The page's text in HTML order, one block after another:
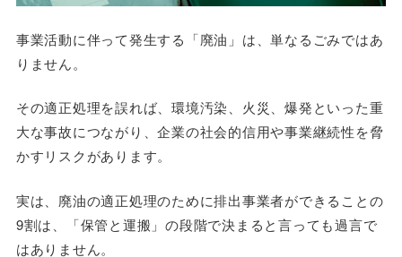
事業活動に伴って発生する「廃油」は、単なるごみではあ
りません。
その適正処理を誤れば、環境汚染、火災、爆発といった重
大な事故につながり、企業の社会的信用や事業継続性を脅
かすリスクがあります。
実は、廃油の適正処理のために排出事業者ができることの
9割は、「保管と運搬」の段階で決まると言っても過言で
はありません。